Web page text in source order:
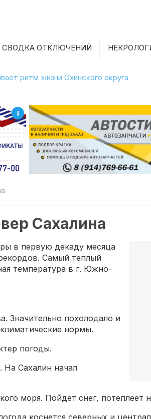
СВОДКА ОТКЛЮЧЕНИЙ
ритм жизни Охинского округа
Сахалина
в первую декаду месяца
Самый теплый
температура в г. Южно-
Значительно похолодало и
нормы.
погоды.
На Сахалин начал
моря. Пойдет снег, потеплеет